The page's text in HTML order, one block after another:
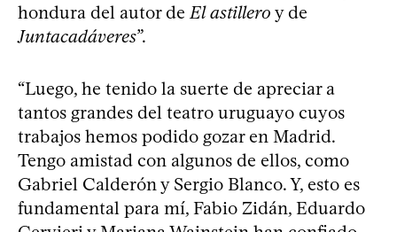
hondura del autor de El astillero y de
Juntacadáveres”.
“Luego, he tenido la suerte de apreciar a
tantos grandes del teatro uruguayo cuyos
trabajos hemos podido gozar en Madrid.
Tengo amistad con algunos de ellos, como
Gabriel Calderón y Sergio Blanco. Y, esto es
fundamental para mí, Fabio Zidán, Eduardo